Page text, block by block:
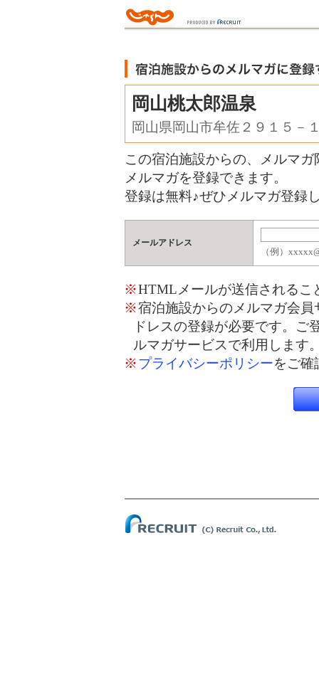
岡山桃太郎温泉
岡山県岡山市牟佐２９１５－
この宿泊施設からの、メルマ
メルマガを登録できます。
登録は無料♪ぜひメルマガ登録
メールアドレス
（例）
※HTMLメールが送信されるこ
※宿泊施設からのメルマガ会
ドレスの登録が必要です。ご
ルマガサービスで利用します
※プライバシーポリシーをご確